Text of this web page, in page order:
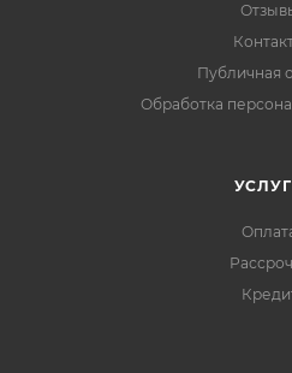
Публичная
Обработка